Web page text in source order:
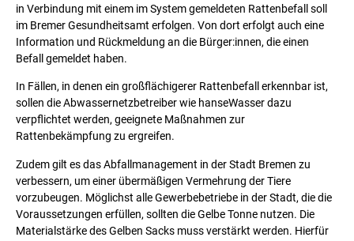
in Verbindung mit einem im System gemeldeten Rattenbefall soll
im Bremer Gesundheitsamt erfolgen. Von dort erfolgt auch eine
Information und Rückmeldung an die Bürger:innen, die einen
Befall gemeldet haben.
In Fällen, in denen ein großflächigerer Rattenbefall erkennbar ist,
sollen die Abwassernetzbetreiber wie hanseWasser dazu
verpflichtet werden, geeignete Maßnahmen zur
Rattenbekämpfung zu ergreifen.
Zudem gilt es das Abfallmanagement in der Stadt Bremen zu
verbessern, um einer übermäßigen Vermehrung der Tiere
vorzubeugen. Möglichst alle Gewerbebetriebe in der Stadt, die die
Voraussetzungen erfüllen, sollten die Gelbe Tonne nutzen. Die
Materialstärke des Gelben Sacks muss verstärkt werden. Hierfür